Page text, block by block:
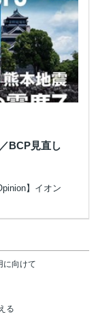
BCP見直し
】イオン
に向けて
る